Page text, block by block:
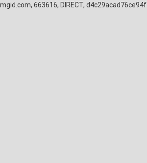
mgid.com, 663616, DIRECT, d4c29acad76ce94f